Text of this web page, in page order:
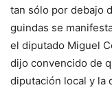
tan sólo por debajo
guindas se
el diputado Miguel
dijo convencido de
diputación local y la